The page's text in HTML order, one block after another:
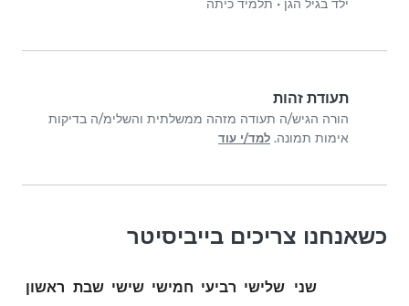
ילד בגיל הגן • תלמיד כיתה
תעודת זהות
הורה הגיש/ה תעודה מזהה ממשלתית והשלימ/ה בדיקות
אימות תמונה. למד/י עוד
כשאנחנו צריכים בייביסיטר
שני שלישי רביעי חמישי שישי שבת ראשון